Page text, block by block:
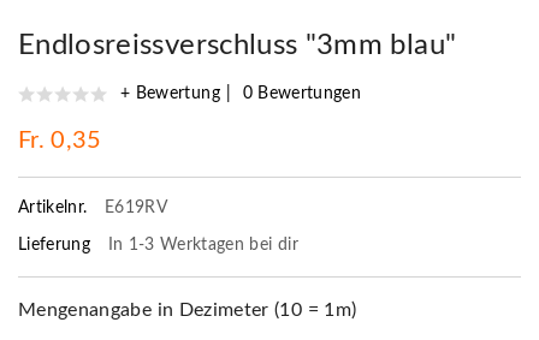
Endlosreissverschluss "3mm blau"
+ Bewertung 0 Bewertungen
Fr. 0,35
Artikelnr. E619RV
Lieferung In 1-3 Werktagen bei dir
Mengenangabe in Dezimeter (10 = 1m)